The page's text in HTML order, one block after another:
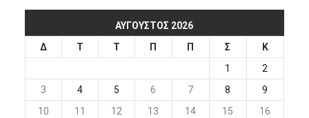
ΑΎΓΟΥΣΤΟΣ 2026
Δ
Τ Τ Π Π Σ
Κ
1
2
3
4 5 6 7 8
9
10
11 12 13 14 15
16